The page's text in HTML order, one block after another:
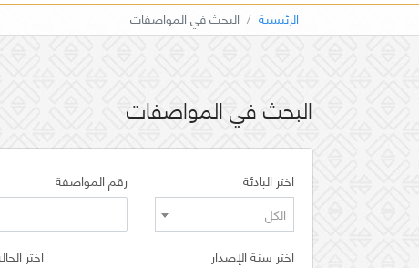
الرئيسية البحث في المواصفات
البحث في المواصفات
اختر البادئة
الكل
رقم المواصفة
اختر سنة الإصدار
اختر